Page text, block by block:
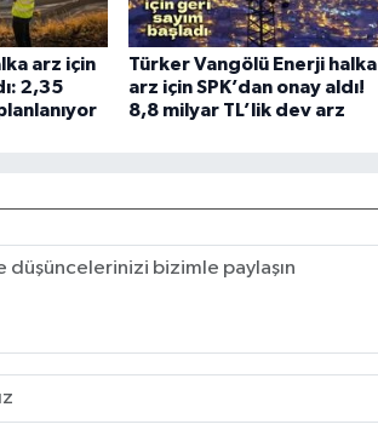
arz için
2,35
Türker Vangölü Enerji halka
arz için SPK’dan onay aldı!
8,8 milyar TL’lik dev arz